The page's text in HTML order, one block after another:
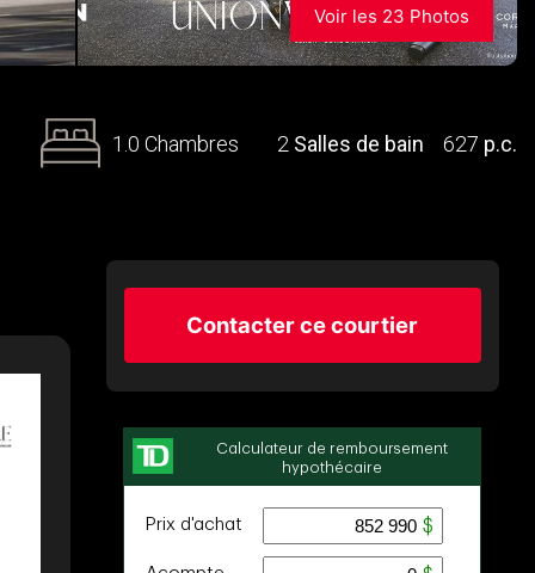
Voir les 23 Photos
1.0 Chambres 2 Salles de bain 627 p.c.
Contacter ce courtier